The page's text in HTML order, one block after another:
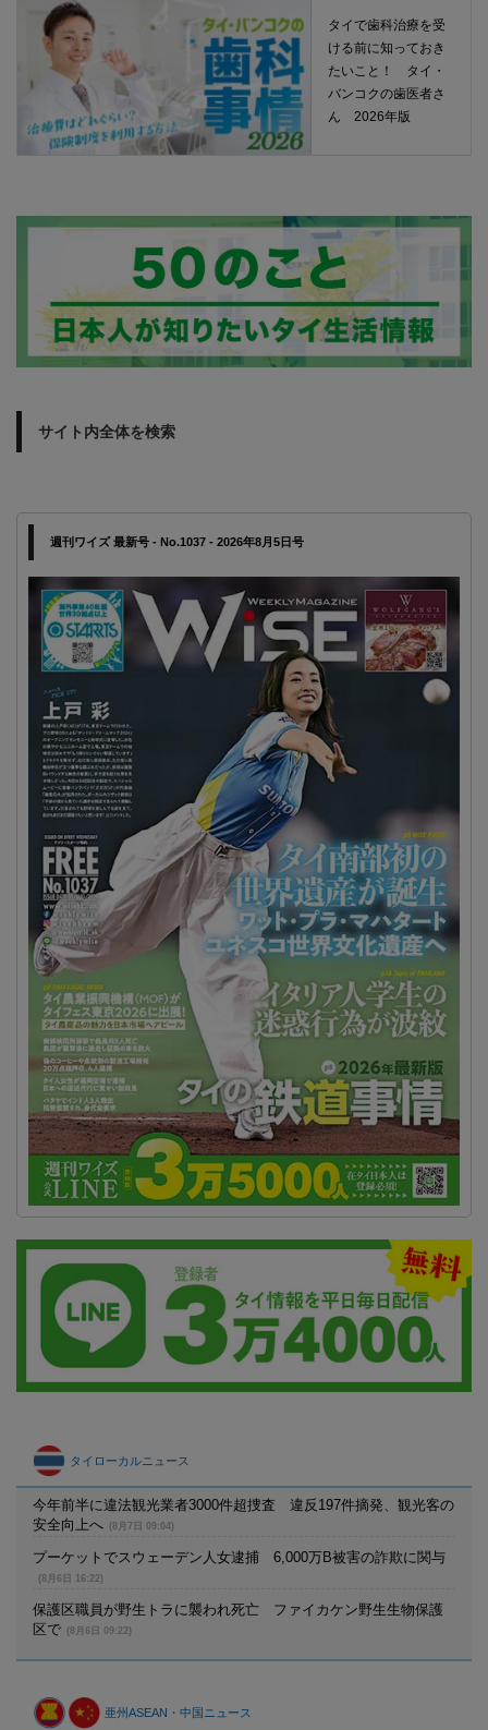
タイで歯科治療を受
ける前に知っておき
たいこと！ タイ・
バンコクの歯医者さ
ん 2026年版
サイト内全体を検索
週刊ワイズ 最新号 - No.1037 - 2026年8月5日号
タイローカルニュース
今年前半に違法観光業者3000件超捜査 違反197件摘発、観光客の
安全向上へ
(8月7日 09:04)
プーケットでスウェーデン人女逮捕 6,000万B被害の詐欺に関与
(8月6日 16:22)
保護区職員が野生トラに襲われ死亡 ファイカケン野生生物保護
区で
(8月6日 09:22)
亜州ASEAN・中国ニュース